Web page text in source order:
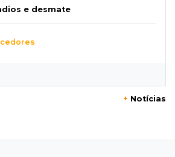
e desmate
telhados e plantações
+ Notícias